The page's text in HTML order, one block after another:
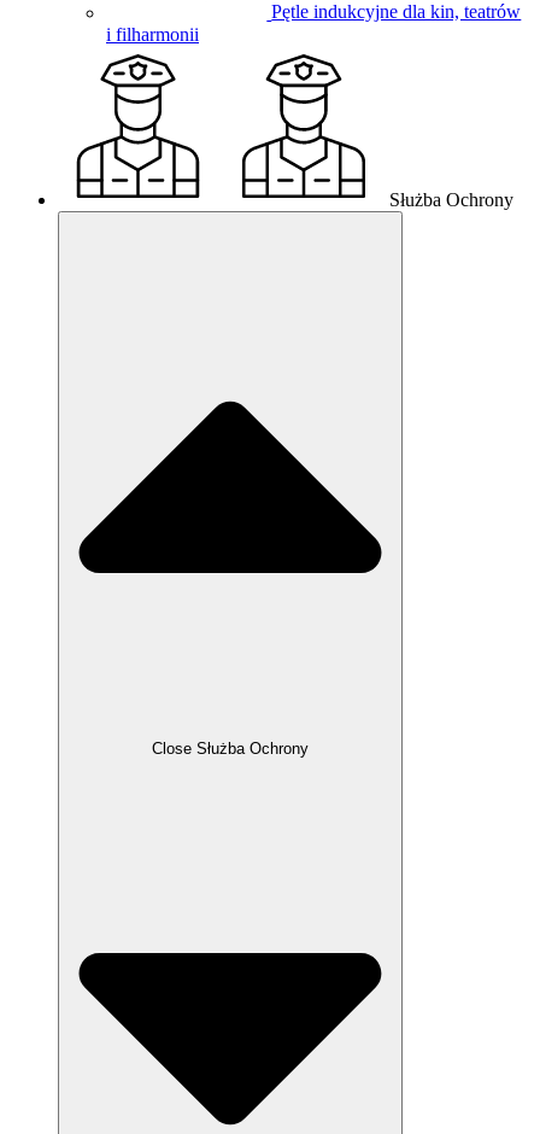
Pętle indukcyjne dla kin, teatrów
i filharmonii
Służba Ochrony
Close Służba Ochrony